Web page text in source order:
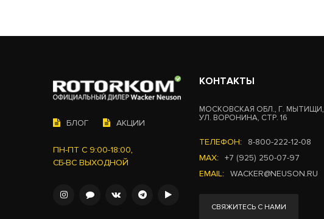
БЛОГ АКЦИИ
ПН-ПТ С 9:00-18:00,
СБ-ВС ВЫХОДНОЙ
КОНТАКТЫ
МОСКОВСКАЯ ОБЛ., Г. МЫТИЩИ,
УЛ. ВОРОНИНА, СТР. 16
ТЕЛЕФОН:
8-800-222-12-08
MAX: +7 (925) 250-07-97
EMAIL: WACKER@NEUSON.RU
СВЯЖИТЕСЬ С НАМИ